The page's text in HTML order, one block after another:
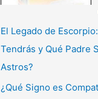
El Legado de
Tendrás y Qué Padre
Astros?
¿Qué Signo es